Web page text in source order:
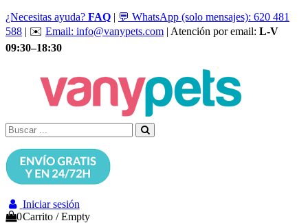
¿Necesitas ayuda? FAQ | 💬 WhatsApp (solo mensajes): 620 481
588 | ✉️ Email: info@vanypets.com | Atención por email: L-V
09:30–18:30
Iniciar sesión
0Carrito /Empty